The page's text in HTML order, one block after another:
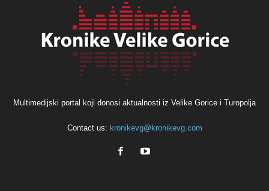
Multimedijski portal koji donosi aktualnosti iz Velike Gorice i Turopolja
Contact us: kronikevg@kronikevg.com